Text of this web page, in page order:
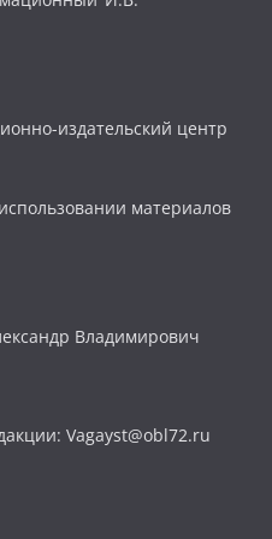
издательский центр
материалов
Владимирович
Vagayst@obl72.ru